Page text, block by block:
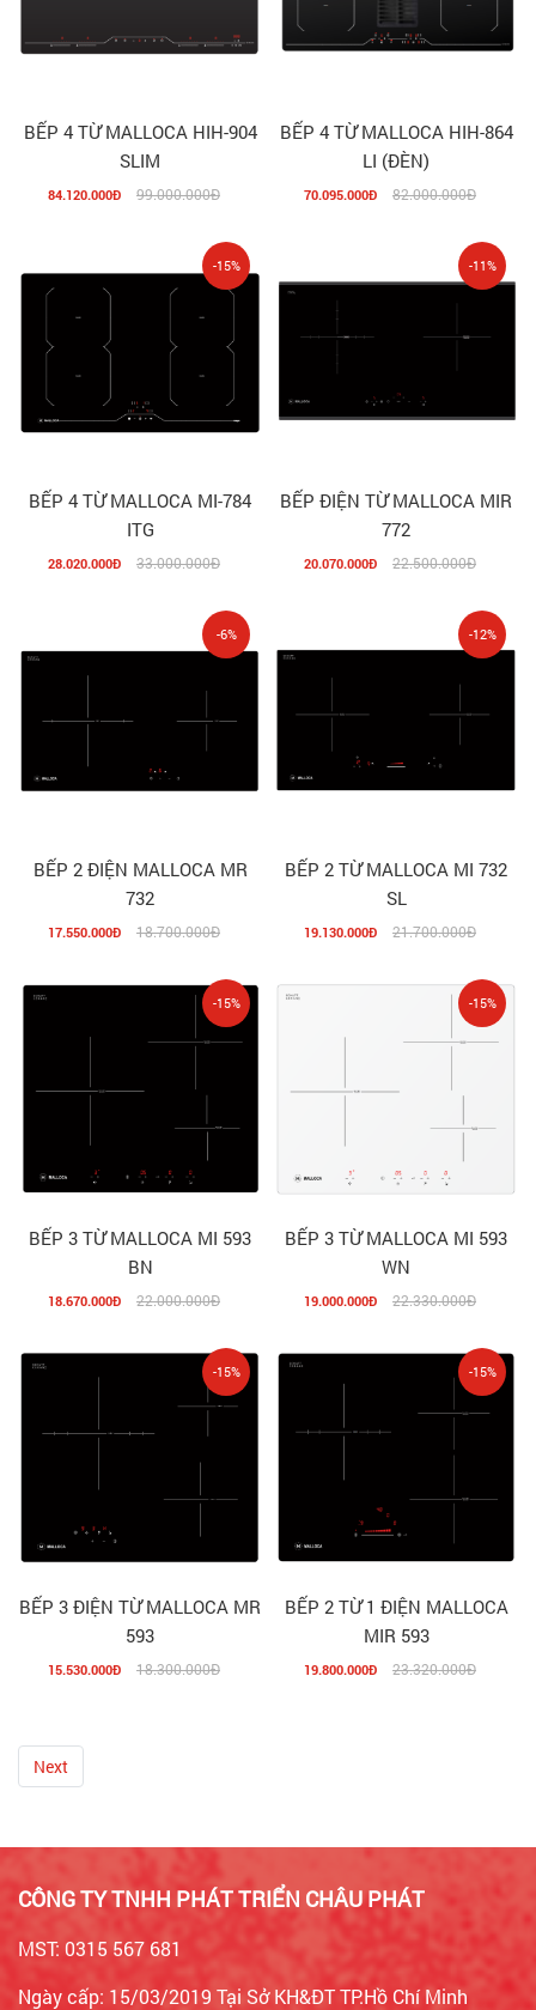
BẾP 4 TỪ MALLOCA HIH-904
SLIM
84.120.000Đ 99.000.000Đ
BẾP 4 TỪ MALLOCA HIH-864
LI (ĐÈN)
70.095.000Đ 82.000.000Đ
BẾP 4 TỪ MALLOCA MI-784
ITG
28.020.000Đ 33.000.000Đ
-15%
BẾP ĐIỆN TỪ MALLOCA MIR
772
20.070.000Đ 22.500.000Đ
-11%
BẾP 2 ĐIỆN MALLOCA MR
732
17.550.000Đ 18.700.000Đ
-6%
BẾP 2 TỪ MALLOCA MI 732
SL
19.130.000Đ 21.700.000Đ
-12%
BẾP 3 TỪ MALLOCA MI 593
BN
18.670.000Đ 22.000.000Đ
-15%
BẾP 3 TỪ MALLOCA MI 593
WN
19.000.000Đ 22.330.000Đ
-15%
BẾP 3 ĐIỆN TỪ MALLOCA MR
593
15.530.000Đ 18.300.000Đ
-15%
BẾP 2 TỪ 1 ĐIỆN MALLOCA
MIR 593
19.800.000Đ 23.320.000Đ
-15%
Next
CÔNG TY TNHH PHÁT TRIỂN CHÂU PHÁT
MST: 0315 567 681
Ngày cấp: 15/03/2019 Tại Sở KH&ĐT TP.Hồ Chí Minh